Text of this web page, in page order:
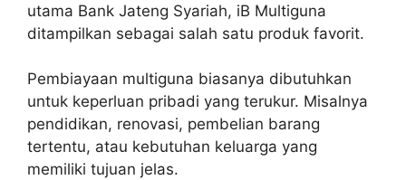
utama Bank Jateng Syariah, iB Multiguna
ditampilkan sebagai salah satu produk favorit.
Pembiayaan multiguna biasanya dibutuhkan
untuk keperluan pribadi yang terukur. Misalnya
pendidikan, renovasi, pembelian barang
tertentu, atau kebutuhan keluarga yang
memiliki tujuan jelas.